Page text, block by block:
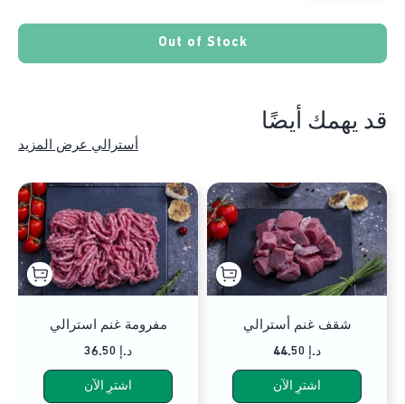
Out of Stock
قد يهمك أيضًا
أسترالي عرض المزيد
شقف غنم أسترالي
44.50 د.إ
اشترِ الآن
مفرومة غنم استرالي
36.50 د.إ
اشترِ الآن